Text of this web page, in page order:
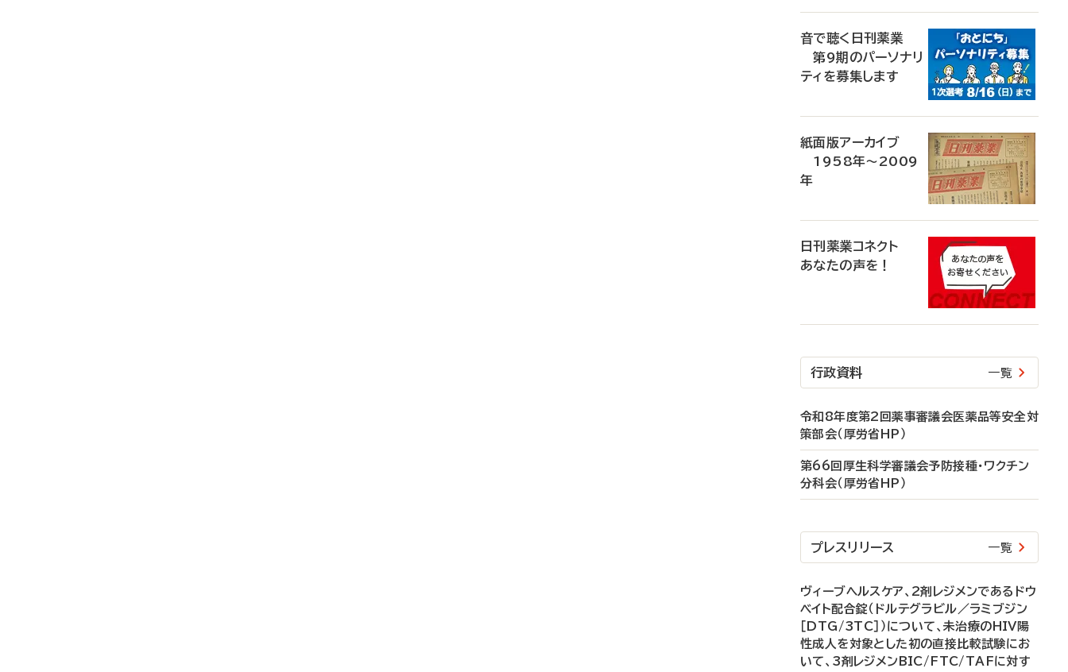
音で聴く日刊薬業
第9期のパーソナリ
ティを募集します
紙面版アーカイブ
1958年～2009
年
日刊薬業コネクト
あなたの声を！
行政資料 一覧
令和8年度第2回薬事審議会医薬品等安全対
策部会（厚労省HP）
第66回厚生科学審議会予防接種・ワクチン
分科会（厚労省HP）
プレスリリース 一覧
ヴィーブヘルスケア、2剤レジメンであるドウ
ベイト配合錠（ドルテグラビル／ラミブジン
［DTG/3TC］）について、未治療のHIV陽
性成人を対象とした初の直接比較試験にお
いて、3剤レジメンBIC/FTC/TAFに対す